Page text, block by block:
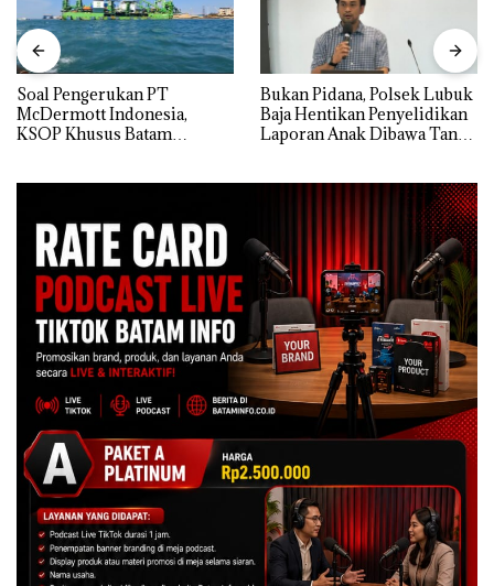
‎Soal Pengerukan PT
McDermott Indonesia,
KSOP Khusus Batam
Bukan Pidana, Polsek Lubuk
Baja Hentikan Penyelidikan
Laporan Anak Dibawa Tanpa